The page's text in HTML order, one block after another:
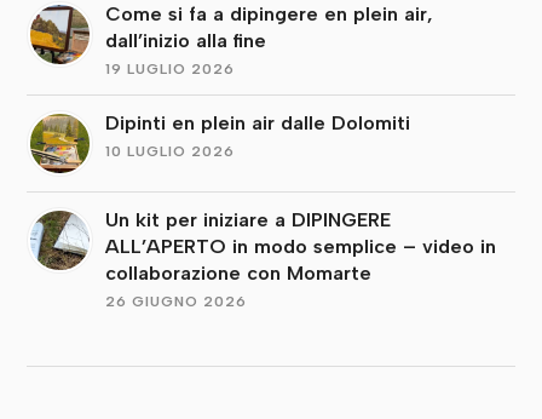
Come si fa a dipingere en plein air,
dall’inizio alla fine
19 LUGLIO 2026
Dipinti en plein air dalle Dolomiti
10 LUGLIO 2026
Un kit per iniziare a DIPINGERE
ALL’APERTO in modo semplice – video in
collaborazione con Momarte
26 GIUGNO 2026